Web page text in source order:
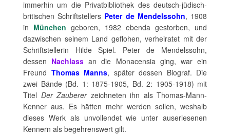
immerhin um die Privatbibliothek des deutsch-jüdisch-
britischen Schriftstellers Peter de Mendelssohn, 1908
in München geboren, 1982 ebenda gestorben, und
dazwischen seinem Land geflohen, verheiratet mit der
Schriftstellerin Hilde Spiel. Peter de Mendelssohn,
dessen Nachlass an die Monacensia ging, war ein
Freund Thomas Manns, später dessen Biograf. Die
zwei Bände (Bd. 1: 1875-1905, Bd. 2: 1905-1918) mit
Titel Der Zaubererzeichneten ihn als Thomas-Mann-
Kenner aus. Es hätten mehr werden sollen, weshalb
dieses Werk als unvollendet wie unter auserlesenen
Kennern als begehrenswert gilt.